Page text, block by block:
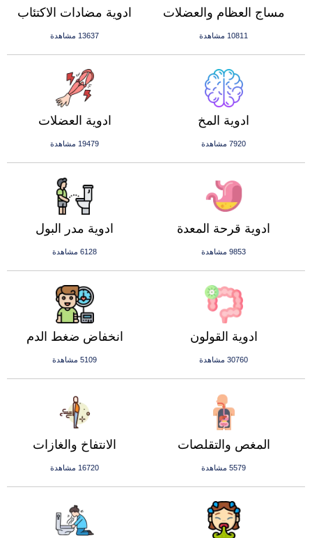
ادوية مضادات الاكتئاب
13637 مشاهدة
مساج العظام والعضلات
10811 مشاهدة
ادوية العضلات
19479 مشاهدة
ادوية المخ
7920 مشاهدة
ادوية مدر البول
6128 مشاهدة
ادوية قرحة المعدة
9853 مشاهدة
انخفاض ضغط الدم
5109 مشاهدة
ادوية القولون
30760 مشاهدة
الانتفاخ والغازات
16720 مشاهدة
المغص والتقلصات
5579 مشاهدة